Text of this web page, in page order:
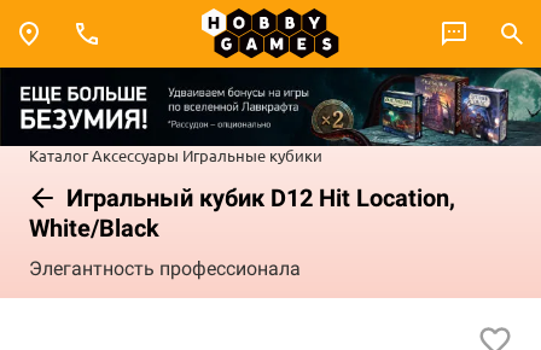
КаталогАксессуары Игральные кубики
Игральный кубик D12 Hit Location,
White/Black
Элегантность профессионала